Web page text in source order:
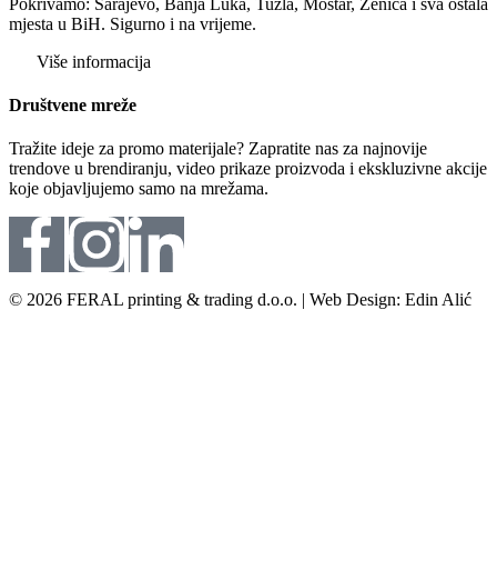
mjesta u BiH. Sigurno i na vrijeme.
Više informacija
Društvene mreže
Tražite ideje za promo materijale? Zapratite nas za najnovije
trendove u brendiranju, video prikaze proizvoda i ekskluzivne akcije
koje objavljujemo samo na mrežama.
© 2026 FERAL printing & trading d.o.o. | Web Design: Edin Alić